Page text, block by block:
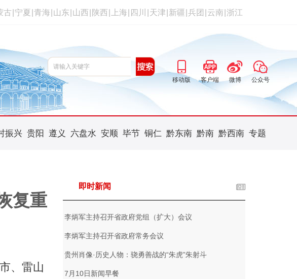
古 宁夏 青海 山东 山西 陕西 上海 四川 天津 新疆 兵团 云南 浙江
移动版 客户端 微博 公众号
振兴 贵阳 遵义 六盘水 安顺 毕节 铜仁 黔东南 黔南 黔西南 专题
复重
、雷山
即时新闻
李炳军主持召开省政府党组（扩大）会议
李炳军主持召开省政府常务会议
贵州肖像·历史人物：骁勇善战的“朱虎”朱射斗
7月10日新闻早餐